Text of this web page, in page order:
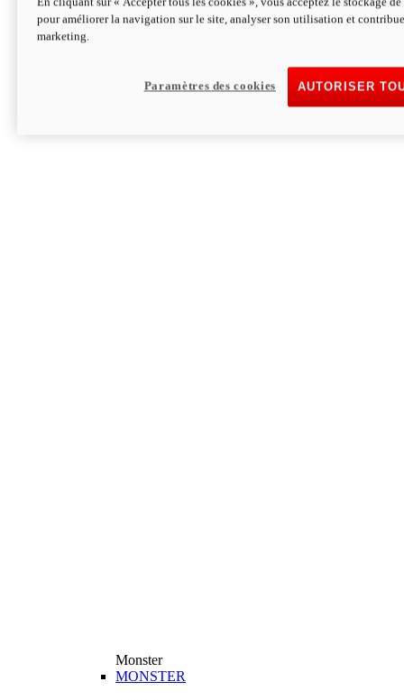
Hypermotard V2 SP 100
Découvrez-le
Monster
MONSTER
pour améliorer la navigation sur le site, analyser son utilisation et
marketing.
AUTORISER
Paramètres des cookies